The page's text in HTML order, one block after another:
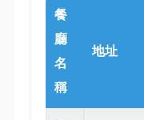
餐
廳
名
稱
地址